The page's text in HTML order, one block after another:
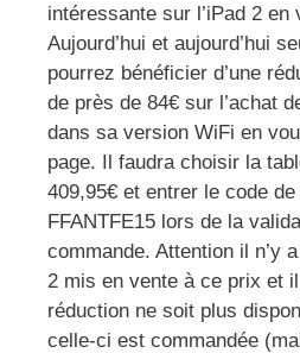
intéressante sur l’iPad 2 en
Aujourd’hui et aujourd’hui
pourrez bénéficier d’une
de près de 84€ sur l’achat
dans sa version WiFi en
page. Il faudra choisir la
409,95€ et entrer le code
FFANTFE15 lors de la
commande. Attention il n’y
2 mis en vente à ce prix et
réduction ne soit plus
celle-ci est commandée